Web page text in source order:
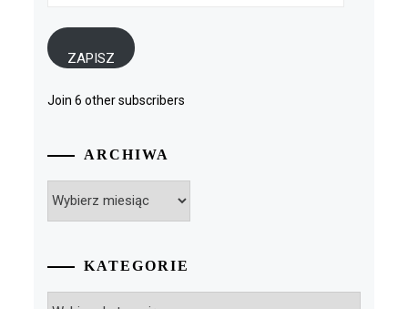
ZAPISZ
Join 6 other subscribers
ARCHIWA
KATEGORIE